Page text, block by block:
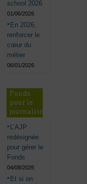
school 2026
01/06/2026
En 2026,
renforcer le
cœur du
métier
06/01/2026
Fonds
pour le
journalisme
L’AJP
redésignée
pour gérer le
Fonds
04/08/2026
Et si on